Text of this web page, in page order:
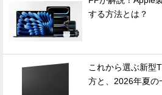
する方法とは？
これから選ぶ新型
方と、2026年夏の